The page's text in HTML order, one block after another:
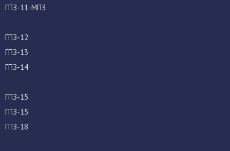
ГПЗ-11-МПЗ
ГПЗ-12
ГПЗ-13
ГПЗ-14
ГПЗ-15
ГПЗ-15
ГПЗ-18